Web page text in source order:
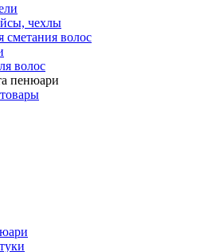
чехлы
сметания волос
волос
пенюари